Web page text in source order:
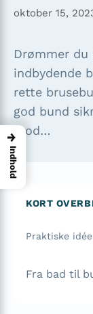
oktober 15,
Drømmer
indbydende
rette
god bund
mod…
KORT
Praktiske
Fra bad til
→
Indhold